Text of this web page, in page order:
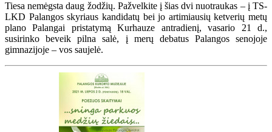
Tiesa nemėgsta daug žodžių. Pažvelkite į šias dvi nuotraukas – į TS-
LKD Palangos skyriaus kandidatų bei jo artimiausių ketverių metų
plano Palangai pristatymą Kurhauze antradienį, vasario 21 d.,
susirinko beveik pilna salė, į merų debatus Palangos senojoje
gimnazijoje – vos saujelė.